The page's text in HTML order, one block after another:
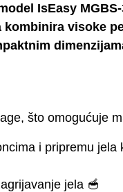
IsEasy
visoke
što omogućuje
i pripremu jela
jela 🥣